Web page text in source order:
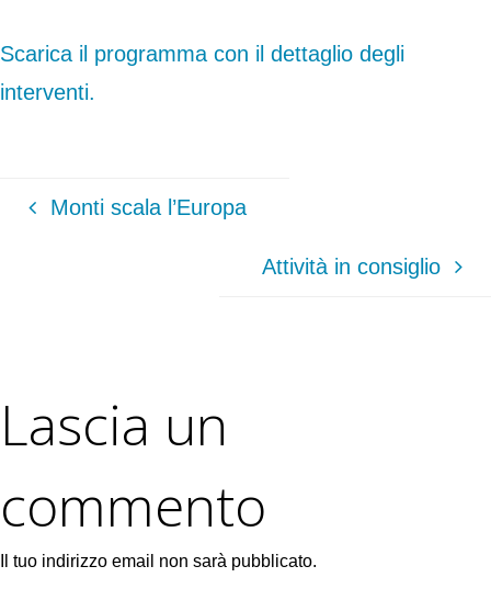
Scarica il programma con il dettaglio degli
interventi.
Monti scala l’Europa
Attività in consiglio
Lascia un
commento
Il tuo indirizzo email non sarà pubblicato.